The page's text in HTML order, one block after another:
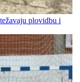
plovidbu i